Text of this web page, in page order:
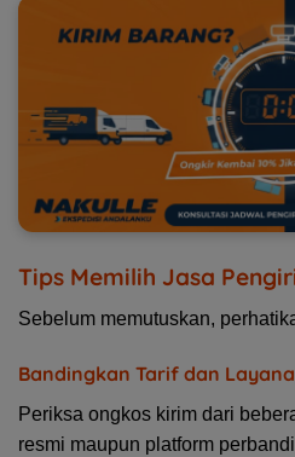
Tips Memilih Jasa
Sebelum memutuskan,
Bandingkan Tarif dan
Periksa ongkos kirim dari
resmi maupun platform